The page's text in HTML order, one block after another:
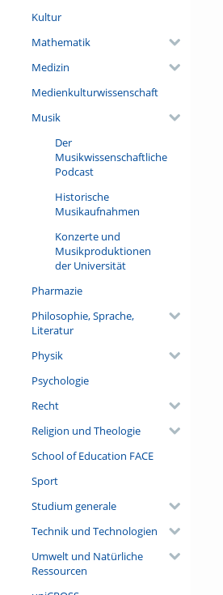
Kultur
Mathematik
Medizin
Medienkulturwissenschaft
Musik
Der
Musikwissenschaftliche
Podcast
Historische
Musikaufnahmen
Konzerte und
Musikproduktionen
der Universität
Pharmazie
Philosophie, Sprache,
Literatur
Physik
Psychologie
Recht
Religion und Theologie
School of Education FACE
Sport
Studium generale
Technik und Technologien
Umwelt und Natürliche
Ressourcen